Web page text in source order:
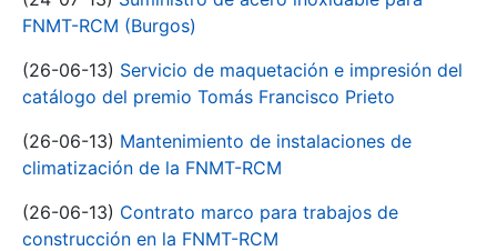
FNMT-RCM (Burgos)
(26-06-13) Servicio de maquetación e impresión del
catálogo del premio Tomás Francisco Prieto
(26-06-13) Mantenimiento de instalaciones de
climatización de la FNMT-RCM
(26-06-13) Contrato marco para trabajos de
construcción en la FNMT-RCM